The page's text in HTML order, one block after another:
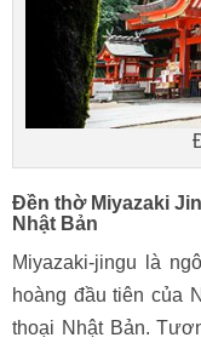
Đền thờ Miyazaki
Nhật Bản
Miyazaki-jingu là
hoàng đầu tiên của
thoại Nhật Bản.